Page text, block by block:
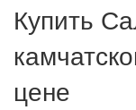
Купить
цене